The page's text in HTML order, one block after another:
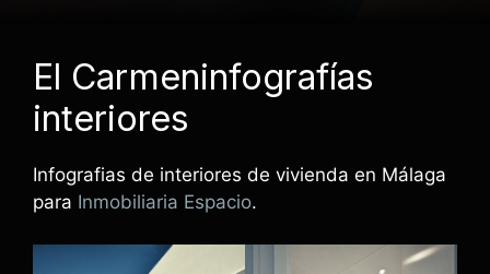
El Carmeninfografías
interiores
Infografias de interiores de vivienda en Málaga
para Inmobiliaria Espacio.